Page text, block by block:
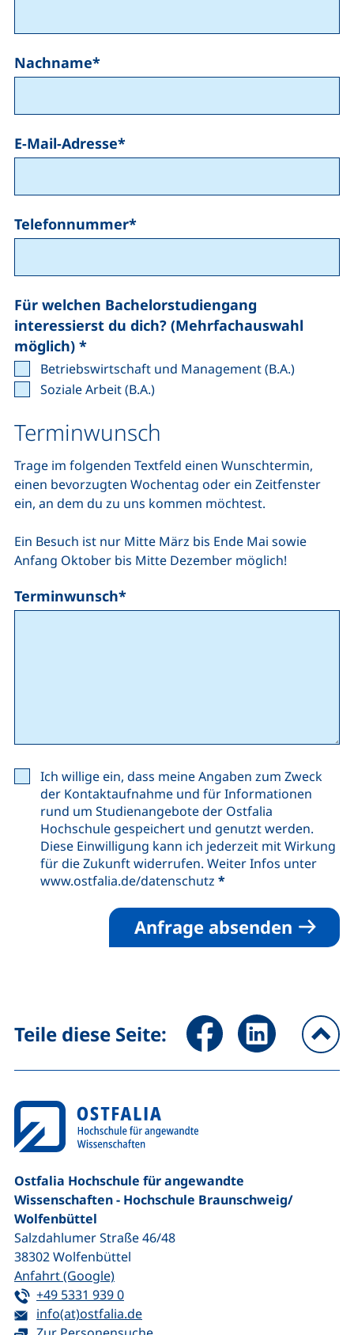
Nachname*
E-Mail-Adresse*
Telefonnummer*
Für welchen Bachelorstudiengang
interessierst du dich? (Mehrfachauswahl
möglich) *(mindestens eines der folgenden
Betriebswirtschaft und Management (B.A.)
Soziale Arbeit (B.A.)
Terminwunsch
Trage im folgenden Textfeld einen Wunschtermin,
einen bevorzugten Wochentag oder ein Zeitfenster
ein, an dem du zu uns kommen möchtest.
Ein Besuch ist nur Mitte März bis Ende Mai sowie
Anfang Oktober bis Mitte Dezember möglich!
Terminwunsch*
Ich willige ein, dass meine Angaben zum Zweck
der Kontaktaufnahme und für Informationen
rund um Studienangebote der Ostfalia
Hochschule gespeichert und genutzt werden.
Diese Einwilligung kann ich jederzeit mit Wirkung
für die Zukunft widerrufen. Weiter Infos unter
www.ostfalia.de/datenschutz *
Anfrage absenden
Teile diese Seite: Seite über Facebook teilen
Seite über
Ostfalia Hochschule für angewandte
Wissenschaften - Hochschule Braunschweig/​
Wolfenbüttel
Salzdahlumer Straße 46/48
38302Wolfenbüttel
Anfahrt (Google)(externer Link, öffnet neues Fenster)
Tel:
+49 5331 939 0(startet einen Telefonanruf, wenn Ihr
E-Mail:
info(at)ostfalia.de(öffnet Ihr E-Mail-Programm)